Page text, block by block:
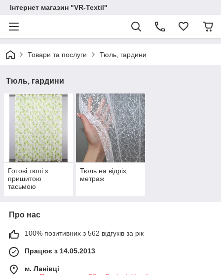
Інтернет магазин "VR-Textil"
Товари та послуги Тюль, гардини
Тюль, гардини
Готові тюлі з
пришитою
тасьмою
Тюль на відріз,
метраж
Про нас
100% позитивних з 562 відгуків за рік
Працює з 14.05.2013
м. Ланівці